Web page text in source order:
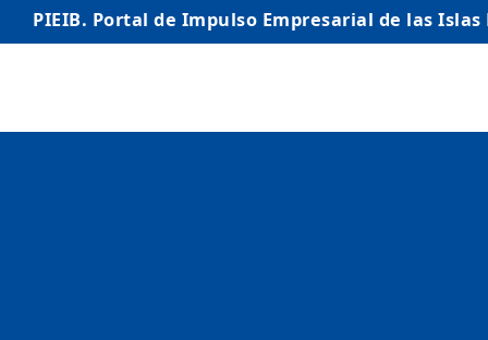
PIEIB. Portal de Impulso Empresarial de las Islas
INICIO